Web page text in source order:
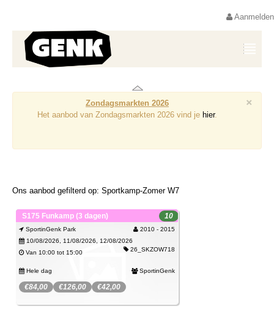
Aanmelden
×
Zondagsmarkten 2026
Het aanbod van Zondagsmarkten 2026 vind je hier.
Ons aanbod gefilterd op: Sportkamp-Zomer W7
S175 Funkamp (3 dagen) 10
SportinGenk Park
2010 - 2015
10/08/2026, 11/08/2026, 12/08/2026
26_SKZOW718
Van 10:00 tot 15:00
Hele dag SportinGenk
€84,00 €126,00 €42,00